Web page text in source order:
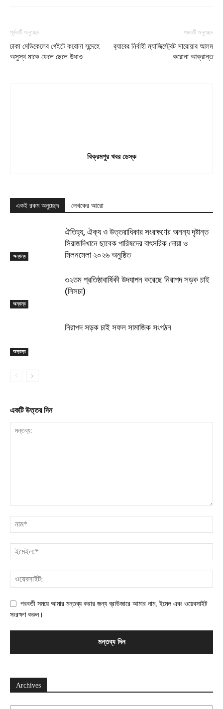
পূর্ববর্তী অনুচ্ছেদ
ঢাকা মেডিকেলের গেইটে করোনা সন্দেহে
অসুস্থ মাকে ফেলে ছেলে উধাও
পরবর্তী অনুচ্ছেদ
র‍্যাবের নির্বাহী ম্যাজিস্ট্রেট সারোয়ার আলম
করোনা আক্রান্ত
বিক্রমপুর খবর ডেস্ক
একই রকম অনুচ্ছেদ লেখকের আরো
অন্যান্য
ঐতিহ্য, ঐক্য ও উত্তরাধিকার সংরক্ষণের অনন্য দৃষ্টান্ত
সিরাজদিখানে ছাবেক পারিষদের বাৎসরিক দোয়া ও
মিলনমেলা ২০২৬ অনুষ্ঠিত
অন্যান্য
৩২তম প্রতিষ্ঠাবার্ষিকী উদযাপন করেছে নিরাপদ সড়ক চাই
(নিসচা)
অন্যান্য
নিরাপদ সড়ক চাই সফল সামাজিক সংগঠন
একটি উত্তর দিন
পরবর্তী সময়ে আমার মন্তব্য করার জন্য ব্রাউজারে আমার নাম, ইমেল এবং ওয়েবসাইট
সংরক্ষণ করুন।
Archives
Archives